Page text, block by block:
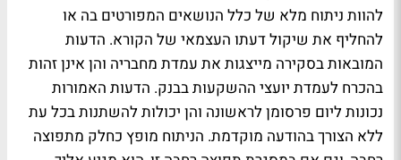
להוות ניתוח מלא של כלל הנושאים המפורטים בה או
להחליף את שיקול דעתו העצמאי של הקורא. הדעות
המובאות בסקירה מייצגות את עמדת מחבריה והן אינן זהות
בהכרח לעמדת יועצי ההשקעות בבנק. הדעות האמורות
נכונות ליום פרסומן לראשונה והן יכולות להשתנות בכל עת
ללא הצורך בהודעה מוקדמת. הניתוח מופץ כחלק מתפוצה